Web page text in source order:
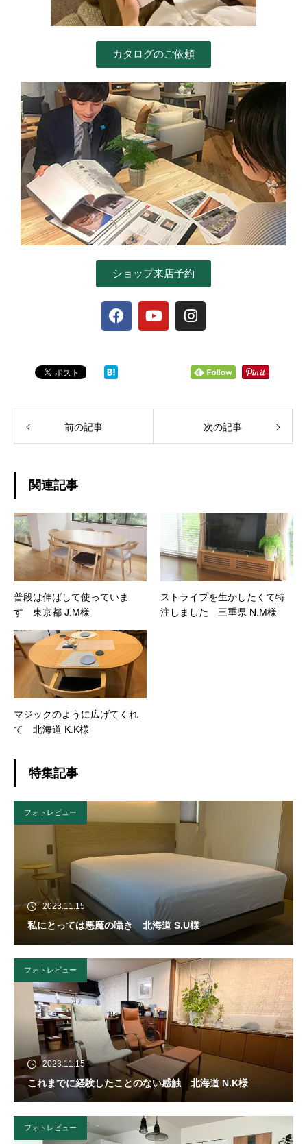
カタログのご依頼
ショップ来店予約
前の記事 次の記事
関連記事
普段は伸ばして使っていま
す 東京都 J.M様
ストライプを生かしたくて特
注しました 三重県 N.M様
マジックのように広げてくれ
て 北海道 K.K様
特集記事
フォトレビュー
2023.11.15
私にとっては悪魔の囁き 北海道 S.U様
フォトレビュー
2023.11.15
これまでに経験したことのない感触 北海道 N.K様
フォトレビュー